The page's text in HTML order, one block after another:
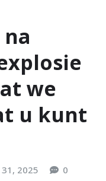
we
u kunt
2025 0